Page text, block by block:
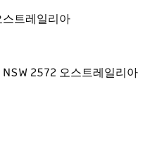
트레일리아